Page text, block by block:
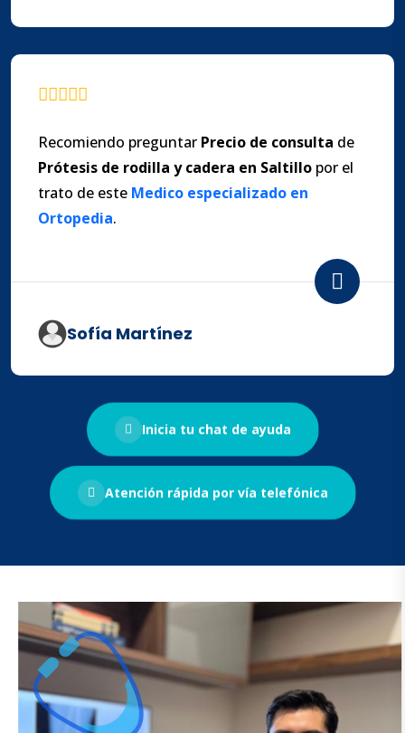
Recomiendo preguntar Precio de consulta de
Prótesis de rodilla y cadera en Saltillo por el
trato de este Medico especializado en
Ortopedia.
Sofía Martínez
Inicia tu chat de ayuda
Atención rápida por vía telefónica